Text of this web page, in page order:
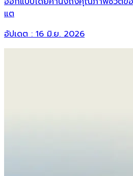
แต
อัปเดต : 16 มิ.ย. 2026